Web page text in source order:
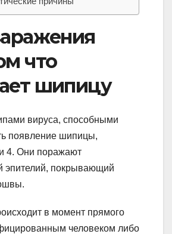
что
шипицу
вируса, способными
появление шипицы,
4. Они поражают
эпителий, покрывающий
в момент прямого
человеком либо